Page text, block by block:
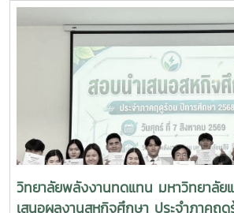
พายัพและบริหารธุรกิจ จังหวัดเชียงใหม่ใน
พลังงานทดแทนมอบหมายให้ ผู้ช่วยศาสตร
ตานา ประธานหลักสูตรวิศวกรรมการอนุรัก
เป็นวิทยากรบรรยายและประชาสัมพันธ์หลัก
เกี่ยวกับแนวทางการศึกษาต่อระดับอุดมศึกษ
พร้อมด้านทักษะและสมรรถนะ ตลอดจนโอก
อาชีพด้าน พลังงาน พลังงานทดแทน และ
กิจกรรมครั้งนี้มีนักศึกษาระดับ ประกาศนี
(ปวส.) ชั้นปีที่ 2 จำนวน 117 คน เข้าร่วม เพื่
นักศึกษาได้ค้นหาแนวทางการศึกษาต่อที่เห
ความสามารถ และความถนัดของตนเอง รว
วิทยาลัยพลังงานทดแทน มหาวิทยาลัย
เสนอผลงานสหกิจศึกษา ประจำภาคฤ